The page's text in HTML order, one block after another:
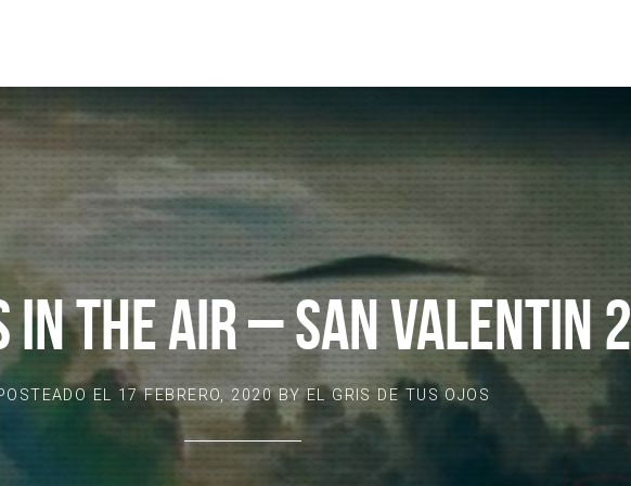
IN THE AIR – SAN VALENTIN 2
EL 17 FEBRERO, 2020BYEL GRIS DE TUS OJOS